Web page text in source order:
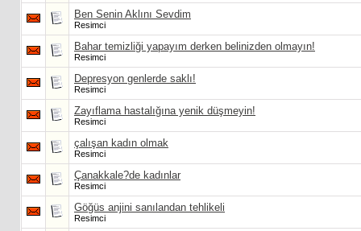
Ben Senin Aklını Sevdim
Resimci
Bahar temizliği yapayım derken belinizden olmayın!
Resimci
Depresyon genlerde saklı!
Resimci
Zayıflama hastalığına yenik düşmeyin!
Resimci
çalışan kadın olmak
Resimci
Çanakkale?de kadınlar
Resimci
Göğüs anjini sanılandan tehlikeli
Resimci